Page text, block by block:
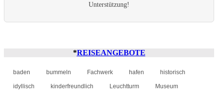
Unterstützung!
*REISEANGEBOTE
baden bummeln Fachwerk hafen historisch
idyllisch kinderfreundlich Leuchtturm Museum